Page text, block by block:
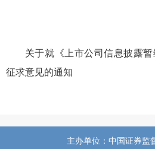
关于就《上市公司信息披露
征求意见的通知
主办单位：中国证券监